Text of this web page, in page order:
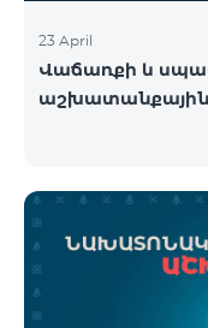
23 April
Վաճառքի և
աշխատանքային